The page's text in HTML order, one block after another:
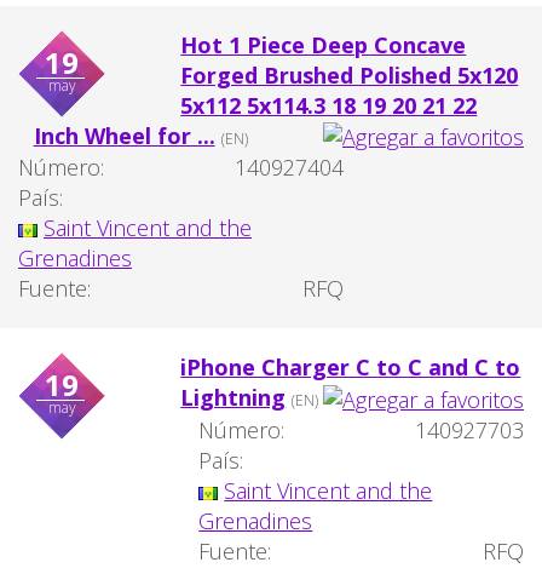
19
may
Hot 1 Piece Deep Concave
Forged Brushed Polished 5x120
5x112 5x114.3 18 19 20 21 22
Inch Wheel for ... (EN)
Número:
140927404
País:
Saint Vincent and the
Grenadines
Fuente:
RFQ
19
may
iPhone Charger C to C and C to
Lightning (EN)
Número:
140927703
País:
Saint Vincent and the
Grenadines
Fuente:
RFQ